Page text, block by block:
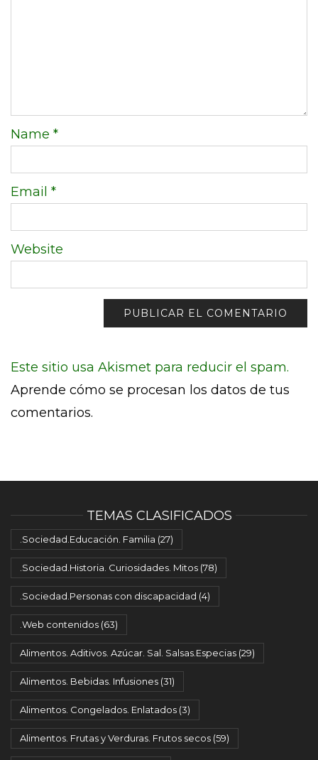
Name *
Email *
Website
Este sitio usa Akismet para reducir el spam.
Aprende cómo se procesan los datos de tus
comentarios.
TEMAS CLASIFICADOS
.Sociedad.Educación. Familia (27)
.Sociedad.Historia. Curiosidades. Mitos (78)
.Sociedad.Personas con discapacidad (4)
.Web contenidos (63)
Alimentos. Aditivos. Azúcar. Sal. Salsas.Especias (29)
Alimentos. Bebidas. Infusiones (31)
Alimentos. Congelados. Enlatados (3)
Alimentos. Frutas y Verduras. Frutos secos (59)